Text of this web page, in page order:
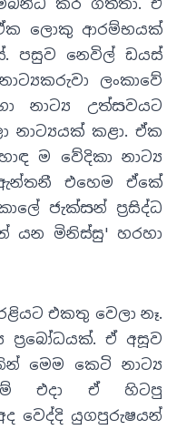
ලොකු ආරම්භයක්
. පසුව නෙවිල් ඩයස්
ලංකාවේ
නාට්‍ය උත්සවයට
නාට්‍යයක් කළා. ඒක
ම වේදිකා නාට්‍ය
එහෙම ඒකේ
ජැක්සන් ප්‍රසිද්ධ
යන මිනිස්සු' හරහා
එකතු වෙලා නෑ.
ප්‍රබෝධයක්. ඒ අසූව
මෙම කෙටි නාට්‍ය
එදා ඒ හිටපු
වෙද්දි යුගපුරුෂයන්